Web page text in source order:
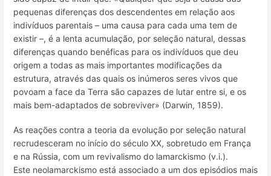
pequenas diferenças dos descendentes em relação aos
indivíduos parentais – uma causa para cada uma tem de
existir –, é a lenta acumulação, por seleção natural, dessas
diferenças quando benéficas para os indivíduos que deu
origem a todas as mais importantes modificações da
estrutura, através das quais os inúmeros seres vivos que
povoam a face da Terra são capazes de lutar entre si, e os
mais bem-adaptados de sobreviver» (Darwin, 1859).
As reações contra a teoria da evolução por seleção natural
recrudesceram no início do século XX, sobretudo em França
e na Rússia, com um revivalismo do lamarckismo (v.i.).
Este neolamarckismo está associado a um dos episódios mais